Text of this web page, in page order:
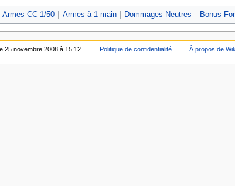
Armes CC 1/50 Armes à 1 main Dommages Neutres Bonus
25 novembre 2008 à 15:12. Politique de confidentialité À propos de